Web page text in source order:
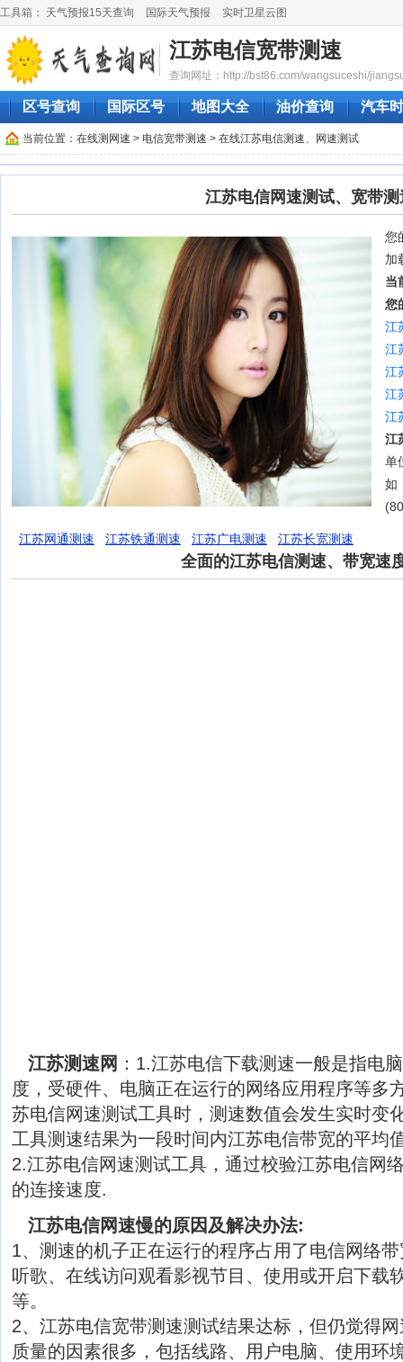
工具箱： 天气预报15天查询 国际天气预报 实时卫星云图
江苏电信宽带测速
查询网址：http://bst86.com/wangsuceshi/
区号查询 国际区号 地图大全 油价查询 汽车
当前位置： 在线测网速 > 电信宽带测速 > 在线江苏电信测速、网速测试
江苏电信网速测试、宽带测
您
加
当
您
江
江
江
江
江
江
单
如
江苏网通测速 江苏铁通测速 江苏广电测速 江苏长宽测速
全面的江苏电信测速、带宽速
江苏测速网 ：1.江苏电信下载测速一般是指电
度，受硬件、电脑正在运行的网络应用程序等多
苏电信网速测试工具时，测速数值会发生实时变
工具测速结果为一段时间内江苏电信带宽的平均
2.江苏电信网速测试工具，通过校验江苏电信网
的连接速度.
江苏电信网速慢的原因及解决办法:
1、测速的机子正在运行的程序占用了电信网络
听歌、在线访问观看影视节目、使用或开启下载
等。
2、江苏电信宽带测速测试结果达标，但仍觉得
质量的因素很多，包括线路、用户电脑、使用环